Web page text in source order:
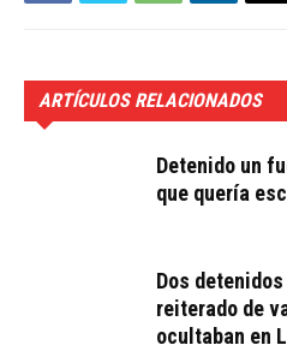
ARTÍCULOS RELACIONADOS
Detenido un
que quería
Dos
reiterado de
ocultaban en